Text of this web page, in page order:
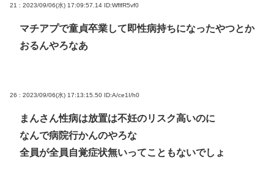
21 : 2023/09/06(水) 17:09:57.14 ID:WflfR5vf0
マチアプで童貞卒業して即性病持ちになったやつとか
おるんやろなあ
26 : 2023/09/06(水) 17:13:15.50 ID:A/ce1I/h0
まんさん性病は放置は不妊のリスク高いのに
なんで病院行かんのやろな
全員が全員自覚症状無いってこともないでしょ